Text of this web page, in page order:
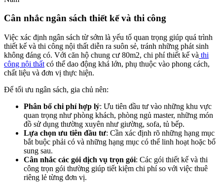
Cân nhắc ngân sách thiết kế và thi công
Việc xác định ngân sách từ sớm là yếu tố quan trọng giúp quá trình
thiết kế và thi công nội thất diễn ra suôn sẻ, tránh những phát sinh
không đáng có. Với căn hộ chung cư 80m2, chi phí thiết kế và thi
công nội thất có thể dao động khá lớn, phụ thuộc vào phong cách,
chất liệu và đơn vị thực hiện.
Để tối ưu ngân sách, gia chủ nên:
Phân bổ chi phí hợp lý: Ưu tiên đầu tư vào những khu vực
quan trọng như phòng khách, phòng ngủ master, những món
đồ sử dụng thường xuyên như giường, sofa, tủ bếp.
Lựa chọn ưu tiên đầu tư: Cần xác định rõ những hạng mục
bắt buộc phải có và những hạng mục có thể linh hoạt hoặc bổ
sung sau.
Cân nhắc các gói dịch vụ trọn gói: Các gói thiết kế và thi
công trọn gói thường giúp tiết kiệm chi phí so với việc thuê
riêng lẻ từng đơn vị.